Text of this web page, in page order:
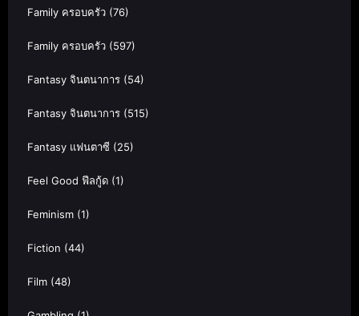
Family ครอบครัว (76)
Family ครอบครัว (597)
Fantasy จินตนาการ (54)
Fantasy จินตนาการ (515)
Fantasy แฟนตาซี (25)
Feel Good ฟีลกู้ด (1)
Feminism (1)
Fiction (44)
Film (48)